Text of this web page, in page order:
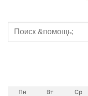
Найти:
Пн Вт Ср